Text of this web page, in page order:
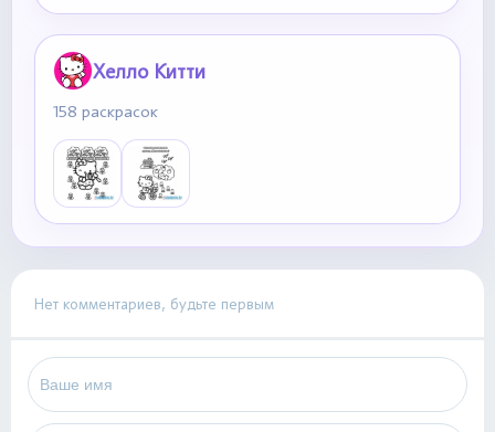
Хелло Китти
158 раскрасок
Нет комментариев, будьте первым